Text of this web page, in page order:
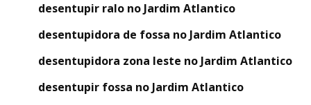
desentupir ralo no Jardim Atlantico
desentupidora de fossa no Jardim Atlantico
desentupidora zona leste no Jardim Atlantico
desentupir fossa no Jardim Atlantico